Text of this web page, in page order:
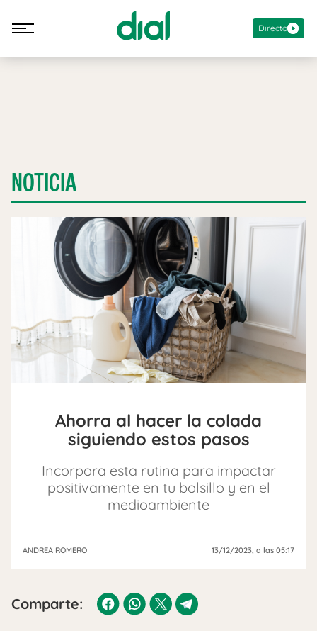
Directo
NOTICIA
Ahorra al hacer la colada
siguiendo estos pasos
Incorpora esta rutina para impactar
positivamente en tu bolsillo y en el
medioambiente
ANDREA ROMERO 13/12/2023, a las 05:17
Comparte: